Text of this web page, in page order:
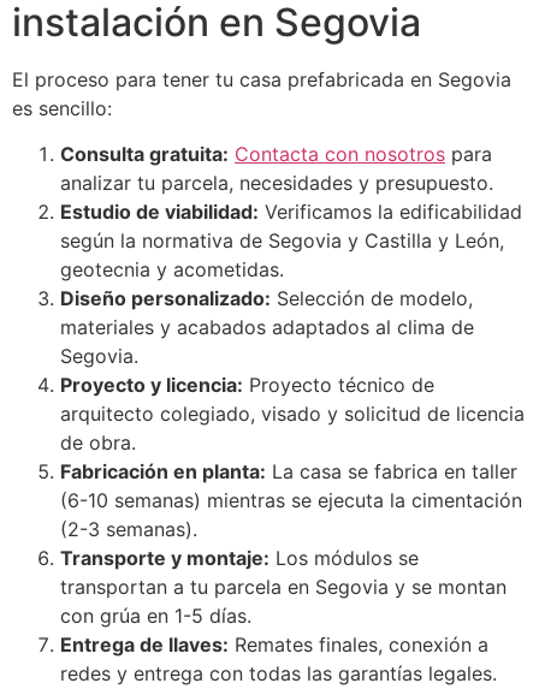
instalación en Segovia
El proceso para tener tu casa prefabricada en Segovia
es sencillo:
Consulta gratuita: Contacta con nosotros para
analizar tu parcela, necesidades y presupuesto.
Estudio de viabilidad: Verificamos la edificabilidad
según la normativa de Segovia y Castilla y León,
geotecnia y acometidas.
Diseño personalizado: Selección de modelo,
materiales y acabados adaptados al clima de
Segovia.
Proyecto y licencia: Proyecto técnico de
arquitecto colegiado, visado y solicitud de licencia
de obra.
Fabricación en planta: La casa se fabrica en taller
(6-10 semanas) mientras se ejecuta la cimentación
(2-3 semanas).
Transporte y montaje: Los módulos se
transportan a tu parcela en Segovia y se montan
con grúa en 1-5 días.
Entrega de llaves: Remates finales, conexión a
redes y entrega con todas las garantías legales.